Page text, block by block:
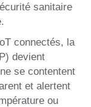
sanitaire
connectés, la
devient
se contentent
et alertent
ou